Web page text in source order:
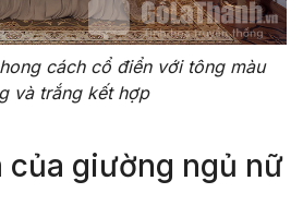
cách cổ điển với tông màu
và trắng kết hợp
của giường ngủ nữ